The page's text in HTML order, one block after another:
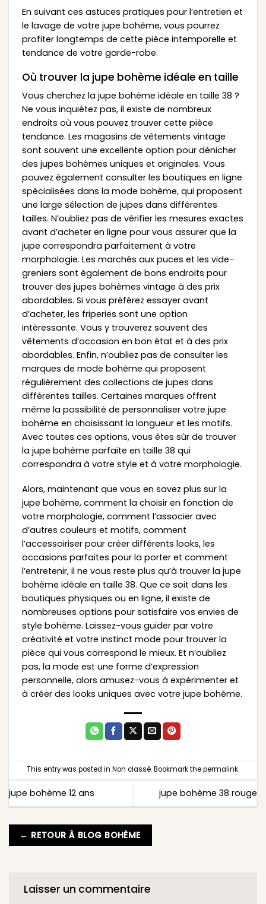
En suivant ces astuces pratiques pour l’entretien et
le lavage de votre jupe bohème, vous pourrez
profiter longtemps de cette pièce intemporelle et
tendance de votre garde-robe.
Où trouver la jupe bohème idéale en taille
Vous cherchez la jupe bohème idéale en taille 38 ?
Ne vous inquiétez pas, il existe de nombreux
endroits où vous pouvez trouver cette pièce
tendance. Les magasins de vêtements vintage
sont souvent une excellente option pour dénicher
des jupes bohèmes uniques et originales. Vous
pouvez également consulter les boutiques en ligne
spécialisées dans la mode bohème, qui proposent
une large sélection de jupes dans différentes
tailles. N’oubliez pas de vérifier les mesures exactes
avant d’acheter en ligne pour vous assurer que la
jupe correspondra parfaitement à votre
morphologie. Les marchés aux puces et les vide-
greniers sont également de bons endroits pour
trouver des jupes bohèmes vintage à des prix
abordables. Si vous préférez essayer avant
d’acheter, les friperies sont une option
intéressante. Vous y trouverez souvent des
vêtements d’occasion en bon état et à des prix
abordables. Enfin, n’oubliez pas de consulter les
marques de mode bohème qui proposent
régulièrement des collections de jupes dans
différentes tailles. Certaines marques offrent
même la possibilité de personnaliser votre jupe
bohème en choisissant la longueur et les motifs.
Avec toutes ces options, vous êtes sûr de trouver
la jupe bohème parfaite en taille 38 qui
correspondra à votre style et à votre morphologie.
Alors, maintenant que vous en savez plus sur la
jupe bohème, comment la choisir en fonction de
votre morphologie, comment l’associer avec
d’autres couleurs et motifs, comment
l’accessoiriser pour créer différents looks, les
occasions parfaites pour la porter et comment
l’entretenir, il ne vous reste plus qu’à trouver la jupe
bohème idéale en taille 38. Que ce soit dans les
boutiques physiques ou en ligne, il existe de
nombreuses options pour satisfaire vos envies de
style bohème. Laissez-vous guider par votre
créativité et votre instinct mode pour trouver la
pièce qui vous correspond le mieux. Et n’oubliez
pas, la mode est une forme d’expression
personnelle, alors amusez-vous à expérimenter et
à créer des looks uniques avec votre jupe bohème.
This entry was posted in Non classé. Bookmark thepermalink.
jupe bohème 12 ans jupe bohème 38 rouge
← RETOUR À BLOG BOHÈME
Laisser un commentaire